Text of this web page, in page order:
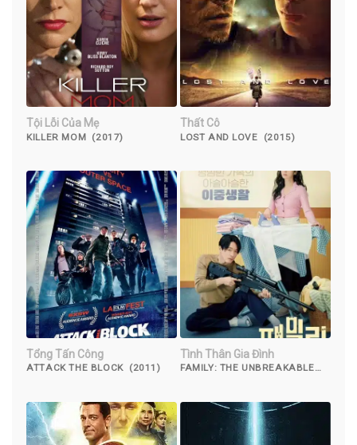
Tội Lỗi Của Mẹ
KILLER MOM (2017)
Thất Cô
LOST AND LOVE (2015)
Tổng Tấn Công
ATTACK THE BLOCK (2011)
Tình Thân Gia Đình
FAMILY: THE UNBREAKABLE